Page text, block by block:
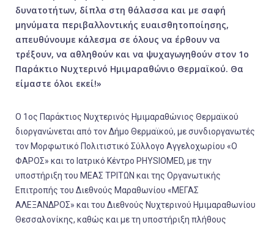
δυνατοτήτων, δίπλα στη θάλασσα και με σαφή
μηνύματα περιβαλλοντικής ευαισθητοποίησης,
απευθύνουμε κάλεσμα σε όλους να έρθουν να
τρέξουν, να αθληθούν και να ψυχαγωγηθούν στον 1ο
Παράκτιο Νυχτερινό Ημιμαραθώνιο Θερμαϊκού. Θα
είμαστε όλοι εκεί!»
Ο 1ος Παράκτιος Νυχτερινός Ημιμαραθώνιος Θερμαϊκού
διοργανώνεται από τoν Δήμο Θερμαϊκού, με συνδιοργανωτές
τον Μορφωτικό Πολιτιστικό Σύλλογο Αγγελοχωρίου «Ο
ΦΑΡΟΣ» και το Ιατρικό Κέντρο PHYSIOMED, με την
υποστήριξη του ΜΕΑΣ ΤΡΙΤΩΝ και της Οργανωτικής
Επιτροπής του Διεθνούς Μαραθωνίου «ΜΕΓΑΣ
ΑΛΕΞΑΝΔΡΟΣ» και του Διεθνούς Νυχτερινού Ημιμαραθωνίου
Θεσσαλονίκης, καθώς και με τη υποστήριξη πλήθους